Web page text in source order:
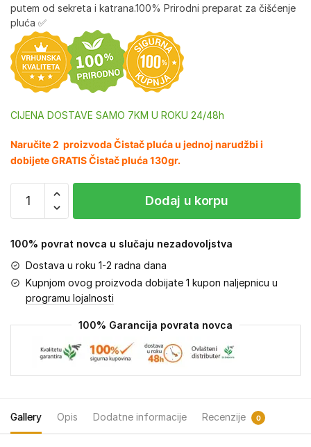
putem od sekreta i katrana.100% Prirodni preparat za čišćenje
pluća ✅
CIJENA DOSTAVE SAMO 7KM U ROKU 24/48h
Naručite 2 proizvoda Čistač pluća u jednoj narudžbi i
dobijete GRATIS Čistač pluća 130gr.
Dodaj u korpu
100% povrat novca u slučaju nezadovoljstva
Dostava u roku 1-2 radna dana
Kupnjom ovog proizvoda dobijate 1 kupon naljepnicu u
programu lojalnosti
100% Garancija povrata novca
Gallery Opis Dodatne informacije Recenzije 0